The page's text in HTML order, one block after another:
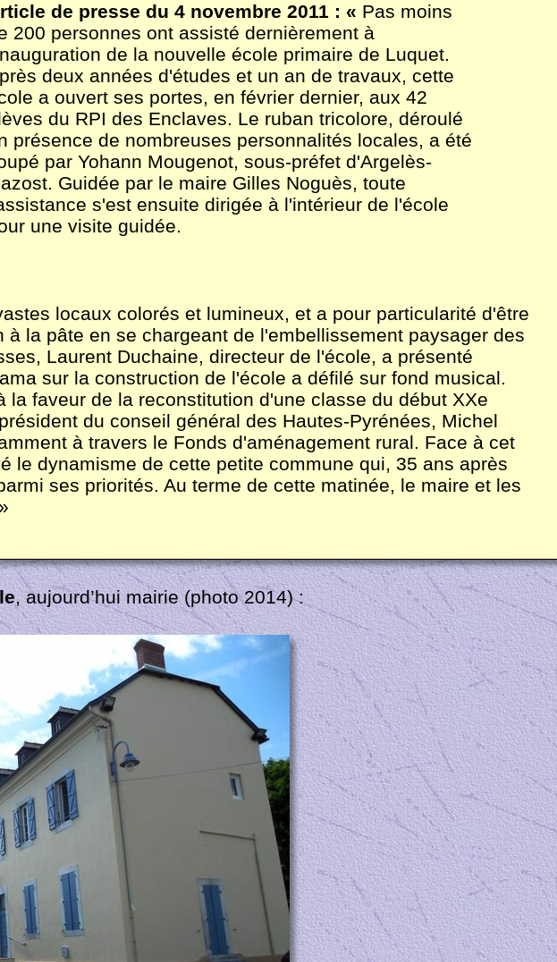
, aujourd’hui mairie (photo 2014) :
de presse du 4 novembre 2011 : « Pas moins
200 personnes ont assisté dernièrement à
de la nouvelle école primaire de Luquet.
deux années d'études et un an de travaux, cette
a ouvert ses portes, en février dernier, aux 42
du RPI des Enclaves. Le ruban tricolore, déroulé
présence de nombreuses personnalités locales, a été
par Yohann Mougenot, sous-préfet d'Argelès-
Guidée par le maire Gilles Noguès, toute
s'est ensuite dirigée à l'intérieur de l'école
une visite guidée.
locaux colorés et lumineux, et a pour particularité d'être
la pâte en se chargeant de l'embellissement paysager des
Laurent Duchaine, directeur de l'école, a présenté
sur la construction de l'école a défilé sur fond musical.
faveur de la reconstitution d'une classe du début XXe
du conseil général des Hautes-Pyrénées, Michel
à travers le Fonds d'aménagement rural. Face à cet
le dynamisme de cette petite commune qui, 35 ans après
ses priorités. Au terme de cette matinée, le maire et les